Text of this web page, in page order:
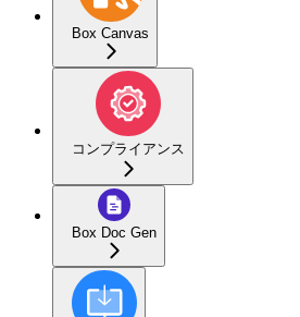
Box Canvas
コンプライアンス
Box Doc Gen